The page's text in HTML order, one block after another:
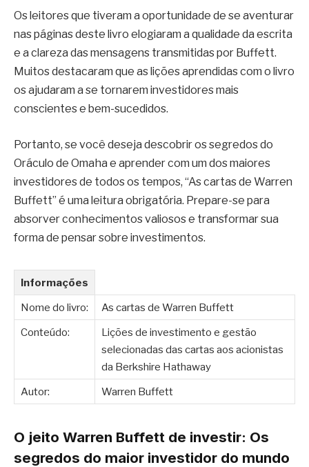
Os leitores que tiveram a oportunidade de se aventurar
nas páginas deste livro elogiaram a qualidade da escrita
e a clareza das mensagens transmitidas por Buffett.
Muitos destacaram que as lições aprendidas com o livro
os ajudaram a se tornarem investidores mais
conscientes e bem-sucedidos.
Portanto, se você deseja descobrir os segredos do
Oráculo de Omaha e aprender com um dos maiores
investidores de todos os tempos, “As cartas de Warren
Buffett” é uma leitura obrigatória. Prepare-se para
absorver conhecimentos valiosos e transformar sua
forma de pensar sobre investimentos.
Informações
Nome do livro:
As cartas de Warren Buffett
Conteúdo:
Lições de investimento e gestão
selecionadas das cartas aos acionistas
da Berkshire Hathaway
Autor:
Warren Buffett
O jeito Warren Buffett de investir: Os
segredos do maior investidor do mundo